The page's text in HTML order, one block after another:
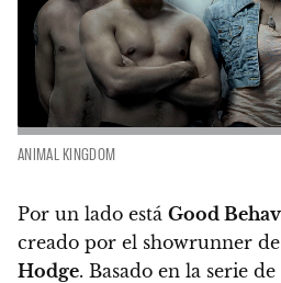
ANIMAL KINGDOM
Por un lado está Good
creado por el showrunner de
Hodge. Basado en la serie